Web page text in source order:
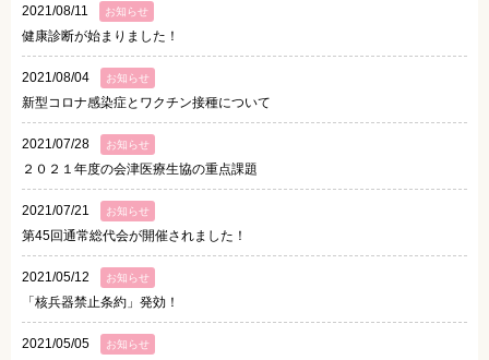
2021/08/11 お知らせ
健康診断が始まりました！
2021/08/04 お知らせ
新型コロナ感染症とワクチン接種について
2021/07/28 お知らせ
２０２１年度の会津医療生協の重点課題
2021/07/21 お知らせ
第45回通常総代会が開催されました！
2021/05/12 お知らせ
「核兵器禁止条約」発効！
2021/05/05 お知らせ